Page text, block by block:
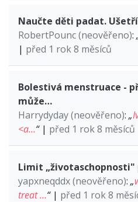
Naučte děti padat.
RobertPounc (neověřeno):
| před 1 rok 8 měsíců
Bolestivá menstruace -
může…
Harrydyday (neověřeno): „
<a…“| před 1 rok 8 měsíců
Limit „životaschopnosti"
yapxneqddx (neověřeno): „
treat …“| před 1 rok 8